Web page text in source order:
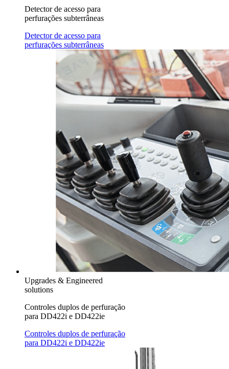
Detector de acesso para
perfurações subterrâneas
Detector de acesso para
perfurações subterrâneas
Upgrades & Engineered
solutions
Controles duplos de perfuração
para DD422i e DD422ie
Controles duplos de perfuração
para DD422i e DD422ie